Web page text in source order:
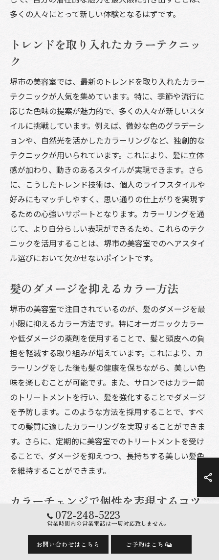
多くの人々にとって新しい体験となるはずです。
トレンドを取り入れたカラーテクニッ
ク
堺市の美容室では、最新のトレンドを取り入れたカラー
テクニックが人気を集めています。特に、季節や流行に
応じた色味の提案が魅力的で、多くの人々が新しいスタ
イルに挑戦しています。例えば、微妙な色のグラデーシ
ョンや、自然光を活かしたカラーリングなど、独創的な
テクニックが用いられています。これにより、髪に立体
感が加わり、動きのあるスタイルが実現できます。さら
に、こうしたトレンド技術は、個人のライフスタイルや
好みにもマッチしやすく、思い通りの仕上がりを実現す
るための心強いサポートとなります。カラーリングを通
じて、より自分らしい表現ができるため、これらのテク
ニックを活用することは、堺市の美容室でのヘアスタイ
ル選びにおいて欠かせないポイントです。
髪のダメージを抑えるカラー方法
堺市の美容室で注目されているのが、髪のダメージを最
小限に抑えるカラー方法です。特にオーガニックカラー
や低ダメージの薬剤を使用することで、髪と頭皮への負
担を軽減する取り組みが増えています。これにより、カ
ラーリングをした後も髪の健康を保ちながら、美しい色
味を楽しむことが可能です。また、サロンではカラー前
のトリートメントを行い、髪を強化することでダメージ
を予防します。このような方法を採用することで、すべ
ての髪質に適したカラーリングを実現することができま
す。さらに、定期的に美容室でのトリートメントを受け
ることで、ダメージを抑えつつ、長持ちする美しい髪色
を維持することができます。
カラーチェンジで個性を表現するコツ
堺市の美容室では、カラーチェンジを通じて個性を表現
する方法が多く提案されています。例えば、トレンドを
取り入れつつも自分に似合う色を選ぶことで、より魅力
072-248-5223
営業時間内の営業電話は一切対応致しません。
お問い合わせはこちら ご予約はこちら